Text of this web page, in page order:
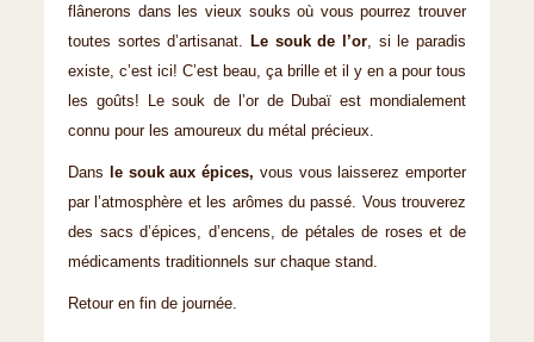
flânerons dans les vieux souks où vous pourrez trouver
toutes sortes d’artisanat. Le souk de l’or, si le paradis
existe, c’est ici! C’est beau, ça brille et il y en a pour tous
les goûts! Le souk de l’or de Dubaï est mondialement
connu pour les amoureux du métal précieux.
Dans le souk aux épices, vous vous laisserez emporter
par l’atmosphère et les arômes du passé. Vous trouverez
des sacs d’épices, d’encens, de pétales de roses et de
médicaments traditionnels sur chaque stand.
Retour en fin de journée.